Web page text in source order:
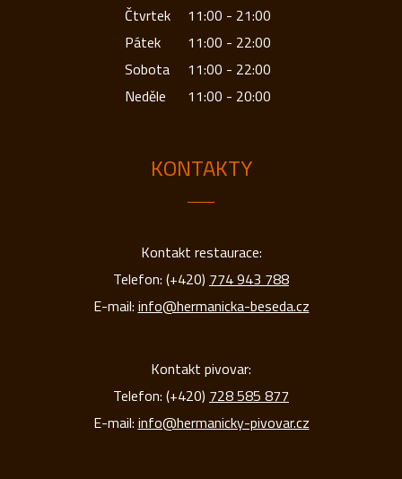
Čtvrtek
11:00 - 21:00
Pátek
11:00 - 22:00
Sobota
11:00 - 22:00
Neděle
11:00 - 20:00
KONTAKTY
Kontakt restaurace:
Telefon: (+420) 774 943 788
E-mail: info@hermanicka-beseda.cz
Kontakt pivovar:
Telefon: (+420) 728 585 877
E-mail: info@hermanicky-pivovar.cz